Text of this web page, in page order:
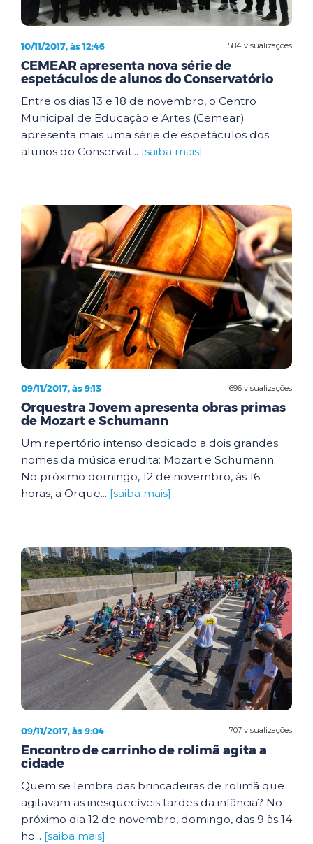
584 visualizações
10/11/2017, às 12:46
CEMEAR apresenta nova série de
espetáculos de alunos do Conservatório
Entre os dias 13 e 18 de novembro, o Centro
Municipal de Educação e Artes (Cemear)
apresenta mais uma série de espetáculos dos
alunos do Conservat... [saiba mais]
696 visualizações
09/11/2017, às 9:13
Orquestra Jovem apresenta obras primas
de Mozart e Schumann
Um repertório intenso dedicado a dois grandes
nomes da música erudita: Mozart e Schumann.
No próximo domingo, 12 de novembro, às 16
horas, a Orque... [saiba mais]
707 visualizações
09/11/2017, às 9:04
Encontro de carrinho de rolimã agita a
cidade
Quem se lembra das brincadeiras de rolimã que
agitavam as inesquecíveis tardes da infância? No
próximo dia 12 de novembro, domingo, das 9 às 14
ho... [saiba mais]